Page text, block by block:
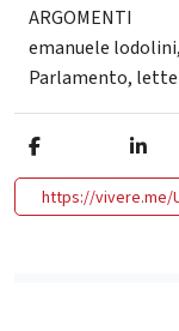
ARGOMENTI
emanuele lodolini,
Parlamento,
https://vivere.me/